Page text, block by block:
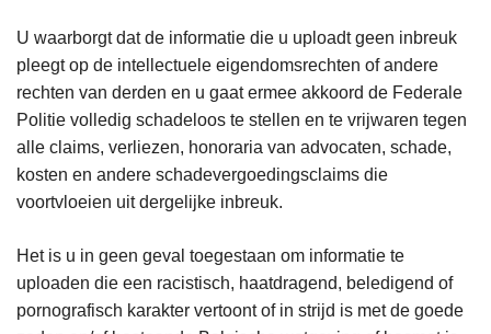
U waarborgt dat de informatie die u uploadt geen inbreuk
pleegt op de intellectuele eigendomsrechten of andere
rechten van derden en u gaat ermee akkoord de Federale
Politie volledig schadeloos te stellen en te vrijwaren tegen
alle claims, verliezen, honoraria van advocaten, schade,
kosten en andere schadevergoedingsclaims die
voortvloeien uit dergelijke inbreuk.
Het is u in geen geval toegestaan om informatie te
uploaden die een racistisch, haatdragend, beledigend of
pornografisch karakter vertoont of in strijd is met de goede